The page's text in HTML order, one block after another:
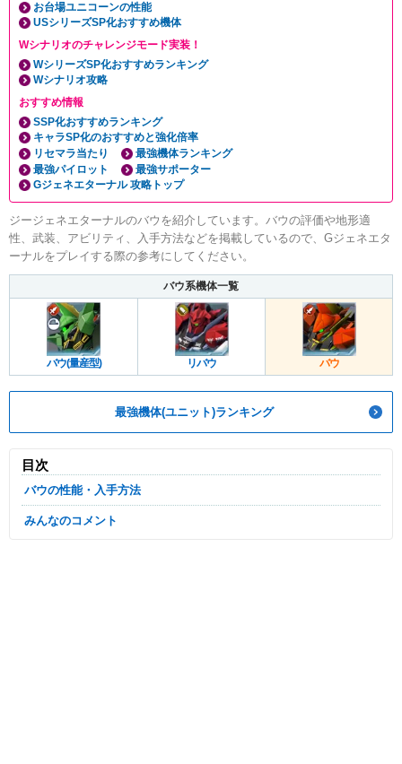
お台場ユニコーンの性能
USシリーズSP化おすすめ機体
Wシナリオのチャレンジモード実装！
WシリーズSP化おすすめランキング
Wシナリオ攻略
おすすめ情報
SSP化おすすめランキング
キャラSP化のおすすめと強化倍率
リセマラ当たり
最強機体ランキング
最強パイロット
最強サポーター
Gジェネエターナル 攻略トップ
ジージェネエターナルのバウを紹介しています。バウの評価や地形適
性、武装、アビリティ、入手方法などを掲載しているので、Gジェネエタ
ーナルをプレイする際の参考にしてください。
バウ系機体一覧
バウ(量産型) リバウ バウ
最強機体(ユニット)ランキング
目次
バウの性能・入手方法
みんなのコメント